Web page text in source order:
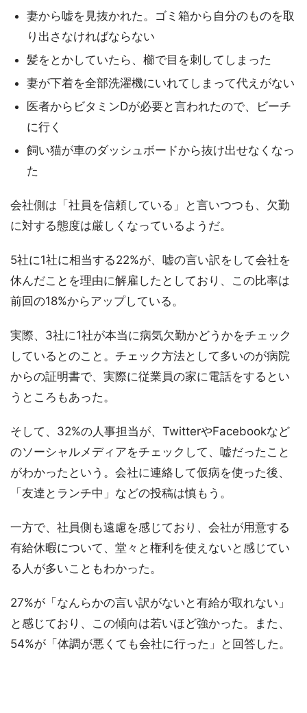
妻から嘘を見抜かれた。ゴミ箱から自分のものを取
り出さなければならない
髪をとかしていたら、櫛で目を刺してしまった
妻が下着を全部洗濯機にいれてしまって代えがない
医者からビタミンDが必要と言われたので、ビーチ
に行く
飼い猫が車のダッシュボードから抜け出せなくなっ
た
会社側は「社員を信頼している」と言いつつも、欠勤
に対する態度は厳しくなっているようだ。
5社に1社に相当する22%が、嘘の言い訳をして会社を
休んだことを理由に解雇したとしており、この比率は
前回の18%からアップしている。
実際、3社に1社が本当に病気欠勤かどうかをチェック
しているとのこと。チェック方法として多いのが病院
からの証明書で、実際に従業員の家に電話をするとい
うところもあった。
そして、32%の人事担当が、TwitterやFacebookなど
のソーシャルメディアをチェックして、嘘だったこと
がわかったという。会社に連絡して仮病を使った後、
「友達とランチ中」などの投稿は慎もう。
一方で、社員側も遠慮を感じており、会社が用意する
有給休暇について、堂々と権利を使えないと感じてい
る人が多いこともわかった。
27%が「なんらかの言い訳がないと有給が取れない」
と感じており、この傾向は若いほど強かった。また、
54%が「体調が悪くても会社に行った」と回答した。